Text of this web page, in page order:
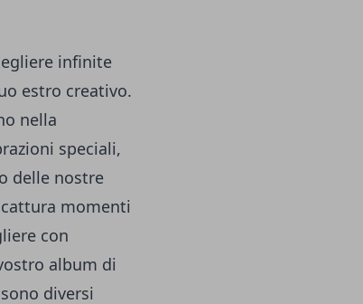
infinite
estro creativo.
nella
speciali,
delle nostre
momenti
con
album di
diversi